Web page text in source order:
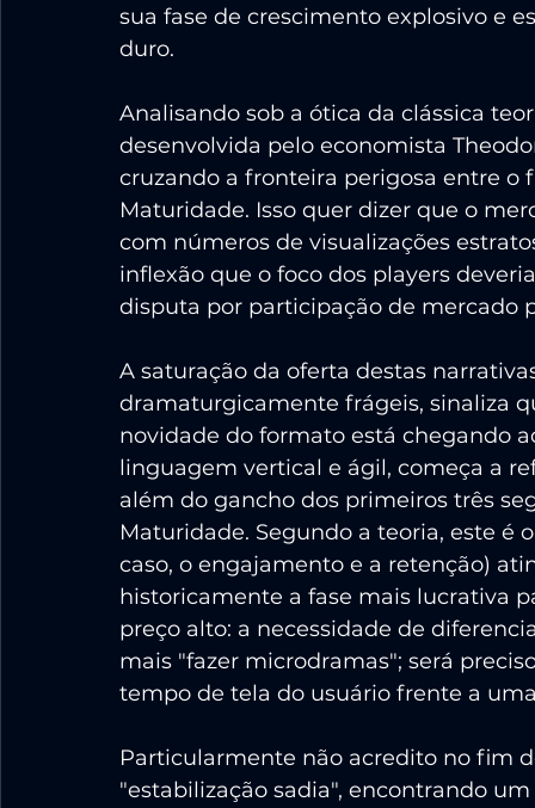
sua fase de crescimento explosivo e
duro.
Analisando sob a ótica da clássica
desenvolvida pelo economista
cruzando a fronteira perigosa entre
Maturidade. Isso quer dizer que o
com números de visualizações
inflexão que o foco dos players
disputa por participação de mercado
A saturação da oferta destas
dramaturgicamente frágeis, sinaliza
novidade do formato está chegando
linguagem vertical e ágil, começa a
além do gancho dos primeiros três
Maturidade. Segundo a teoria, este é
caso, o engajamento e a retenção)
historicamente a fase mais lucrativa
preço alto: a necessidade de
mais "fazer microdramas"; será
tempo de tela do usuário frente a
Particularmente não acredito no fim
"estabilização sadia", encontrando